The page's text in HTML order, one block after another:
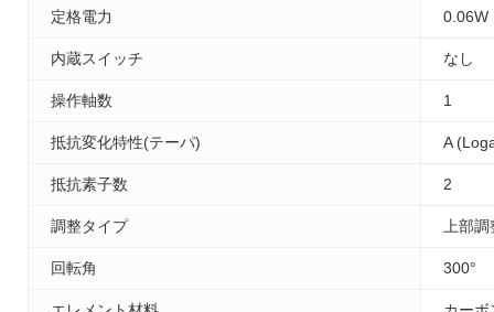
定格電力 0.06W
内蔵スイッチ なし
操作軸数 1
抵抗変化特性(テーパ) A
抵抗素子数 2
調整タイプ 上部調
回転角 300°